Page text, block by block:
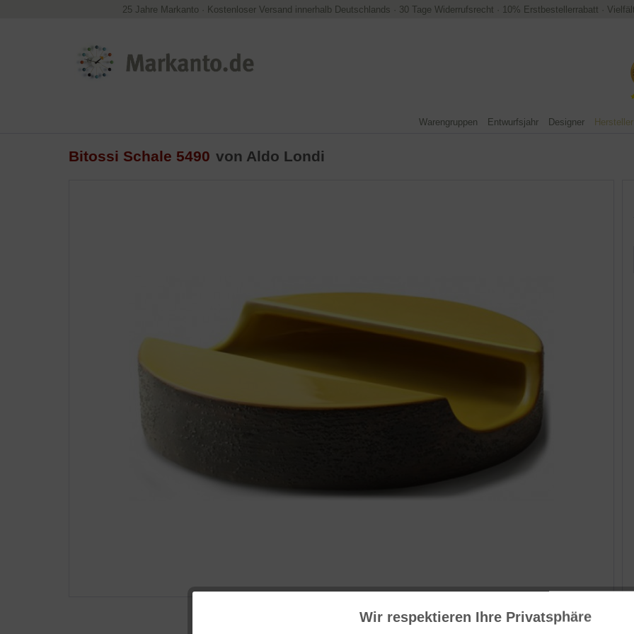
25 Jahre Markanto · Kostenloser Versand innerhalb Deutschlands · 30 Tage Widerrufsrecht · 10% Erstbestellerrabatt ·
Warengruppen Entwurfsjahr Designer Hersteller
Bitossi Schale 5490 von Aldo Londi
Wir respektieren Ihre Privatsphäre